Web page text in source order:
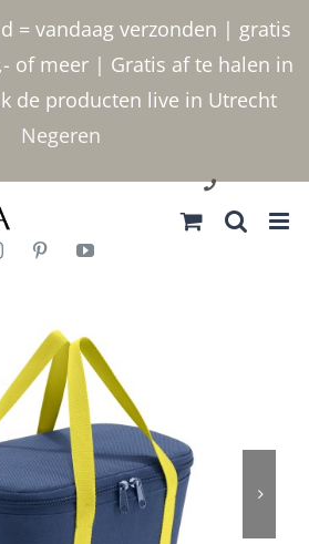
= vandaag verzonden | gratis
of meer | Gratis af te halen in
de producten live in Utrecht
Negeren
030 2400000